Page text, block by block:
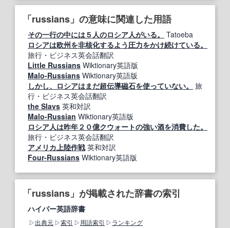
「russians」の意味に関連した用語
その一行の中には５人のロシア人がいる。
Tatoeba
ロシアは欧州を非核化するよう圧力をかけ続けている。
旅行・ビジネス英会話翻訳
Little Russians Wiktionary英語版
Malo-Russians Wiktionary英語版
しかし、ロシアはまだ超伝導磁石を使っていない。
旅
行・ビジネス英会話翻訳
the Slavs 英和対訳
Malo-Russian Wiktionary英語版
ロシア人は昨年２０億クウォートの強い酒を消費した。
旅行・ビジネス英会話翻訳
アメリカ上陸作戦 英和対訳
Four-Russians Wiktionary英語版
「russians」が掲載された辞書の索引
ハイパー英語辞書
出典元 索引 用語索引 ランキング